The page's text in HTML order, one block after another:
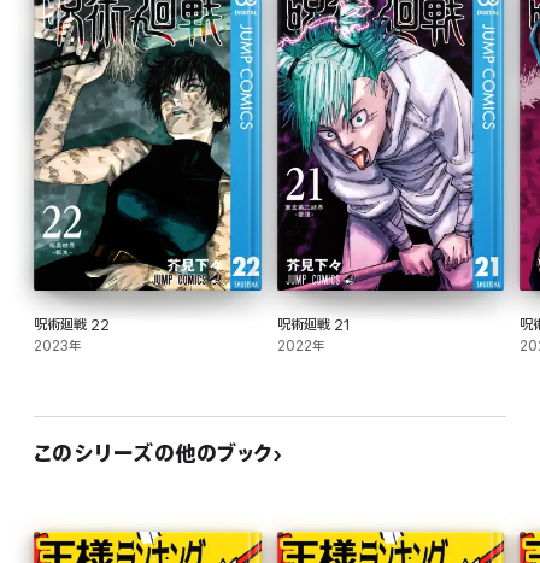
呪術廻戦 22
2023年
呪術廻戦 21
2022年
呪
このシリーズの他のブック